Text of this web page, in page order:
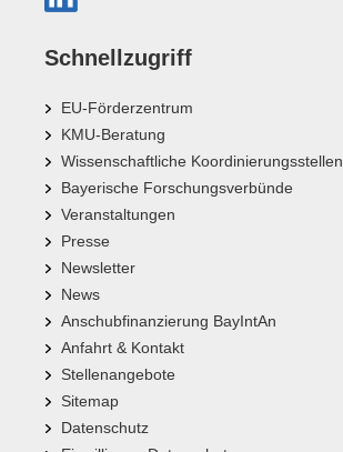
Schnellzugriff
EU-Förderzentrum
KMU-Beratung
Wissenschaftliche Koordinierungsstellen
Bayerische Forschungsverbünde
Veranstaltungen
Presse
Newsletter
News
Anschubfinanzierung BayIntAn
Anfahrt & Kontakt
Stellenangebote
Sitemap
Datenschutz